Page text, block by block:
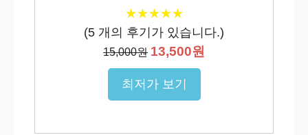
★★★★★
★★★★★
(5 개의 후기가 있습니다.)
15,000원 13,500원
최저가 보기